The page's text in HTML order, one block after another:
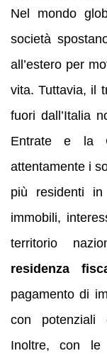
Nel mondo
società
all’estero per
vita. Tuttavia, il
fuori dall’Italia
Entrate e la
attentamente i
più residenti
immobili,
territorio
residenza
pagamento di
con potenziali
Inoltre, con le